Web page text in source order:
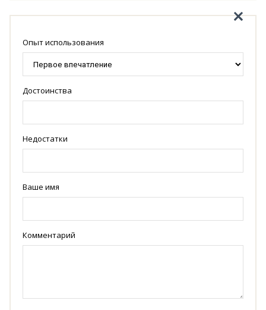
Опыт использования
Достоинства
Недостатки
Ваше имя
Комментарий